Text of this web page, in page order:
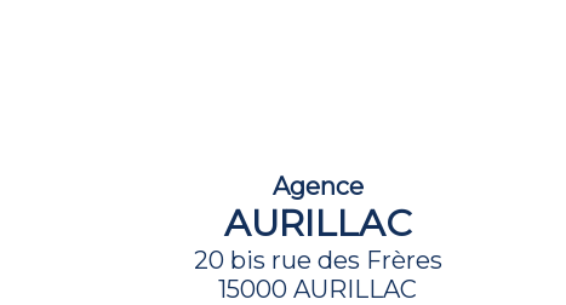
Agence
AURILLAC
20 bis rue des Frères
15000 AURILLAC